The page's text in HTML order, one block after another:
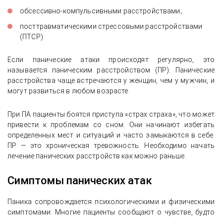
обсессивно-компульсивными расстройствами;
посттравматическими стрессовыми расстройствами
(ПТСР).
Если панические атаки происходят регулярно, это
называется паническим расстройством (ПР). Панические
расстройства чаще встречаются у женщин, чем у мужчин, и
могут развиться в любом возрасте.
При ПА пациенты боятся приступа «страх страха», что может
привести к проблемам со сном. Они начинают избегать
определенных мест и ситуаций и часто замыкаются в себе.
ПР — это хроническая тревожность. Необходимо начать
лечение панических расстройств как можно раньше.
Симптомы панических атак
Паника сопровождается психологическими и физическими
симптомами. Многие пациенты сообщают о чувстве, будто